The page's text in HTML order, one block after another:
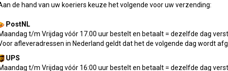
de hand van uw koeriers keuze het volgende voor uw verzending:
PostNL
t/m Vrijdag vóór 17.00 uur bestelt en betaalt = dezelfde dag
afleveradressen in Nederland geldt dat het de volgende dag wordt
UPS
t/m Vrijdag vóór 16:00 uur bestelt en betaalt = dezelfde dag